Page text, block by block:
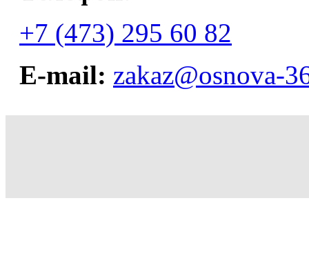
+7 (473) 295 60 82
E-mail: zakaz@osnova-